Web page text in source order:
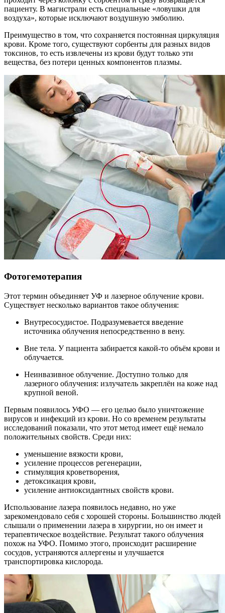
пациенту. В магистрали есть специальные «ловушки для
воздуха», которые исключают воздушную эмболию.
Преимущество в том, что сохраняется постоянная циркуляция
крови. Кроме того, существуют сорбенты для разных видов
токсинов, то есть извлечены из крови будут только эти
вещества, без потери ценных компонентов плазмы.
Фотогемотерапия
Этот термин объединяет УФ и лазерное облучение крови.
Существует несколько вариантов такое облучения:
Внутресосудистое. Подразумевается введение
источника облучения непосредственно в вену.
Вне тела. У пациента забирается какой-то объём крови и
облучается.
Неинвазивное облучение. Доступно только для
лазерного облучения: излучатель закреплён на коже над
крупной веной.
Первым появилось УФО — его целью было уничтожение
вирусов и инфекций из крови. Но со временем результаты
исследований показали, что этот метод имеет ещё немало
положительных свойств. Среди них:
уменьшение вязкости крови,
усиление процессов регенерации,
стимуляция кроветворения,
детоксикация крови,
усиление антиоксидантных свойств крови.
Использование лазера появилось недавно, но уже
зарекомендовало себя с хорошей стороны. Большинство людей
слышали о применении лазера в хирургии, но он имеет и
терапевтическое воздействие. Результат такого облучения
похож на УФО. Помимо этого, происходит расширение
сосудов, устраняются аллергены и улучшается
транспортировка кислорода.